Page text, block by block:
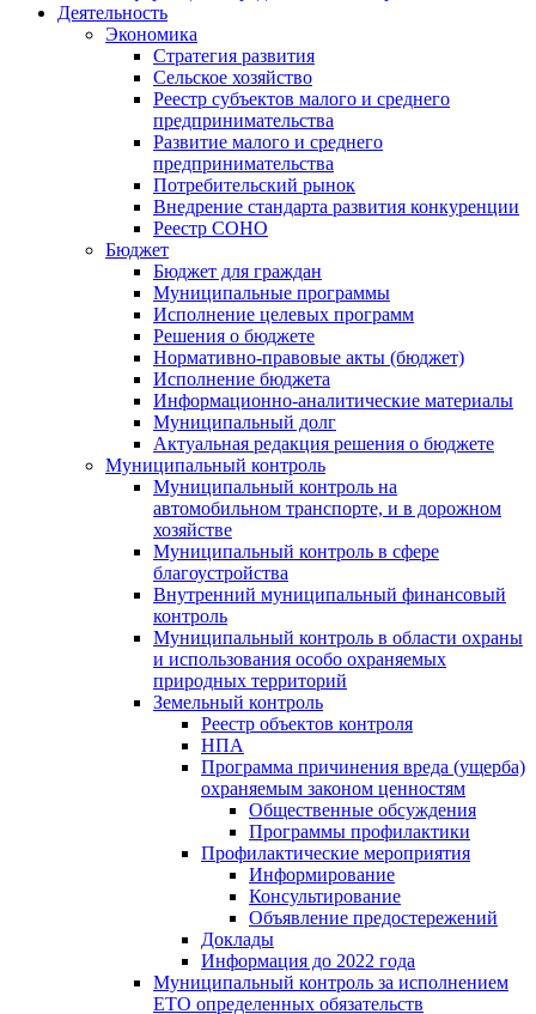
Деятельность
Экономика
Стратегия развития
Сельское хозяйство
Реестр субъектов малого и среднего
предпринимательства
Развитие малого и среднего
предпринимательства
Потребительский рынок
Внедрение стандарта развития конкуренции
Реестр СОНО
Бюджет
Бюджет для граждан
Муниципальные программы
Исполнение целевых программ
Решения о бюджете
Нормативно-правовые акты (бюджет)
Исполнение бюджета
Информационно-аналитические материалы
Муниципальный долг
Актуальная редакция решения о бюджете
Муниципальный контроль
Муниципальный контроль на
автомобильном транспорте, и в дорожном
хозяйстве
Муниципальный контроль в сфере
благоустройства
Внутренний муниципальный финансовый
контроль
Муниципальный контроль в области охраны
и использования особо охраняемых
природных территорий
Земельный контроль
Реестр объектов контроля
НПА
Программа причинения вреда (ущерба)
охраняемым законом ценностям
Общественные обсуждения
Программы профилактики
Профилактические мероприятия
Информирование
Консультирование
Объявление предостережений
Доклады
Информация до 2022 года
Муниципальный контроль за исполнением
ЕТО определенных обязательств